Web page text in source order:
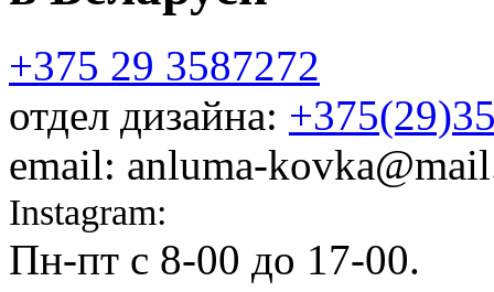
+375 29 3587272
отдел дизайна:
email: anluma-
Instagram:
Пн-пт c 8-00 до 17-00.